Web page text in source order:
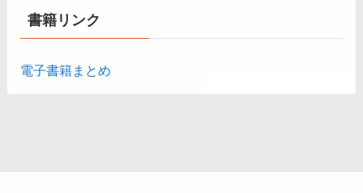
ブ
書籍リンク
電子書籍まとめ